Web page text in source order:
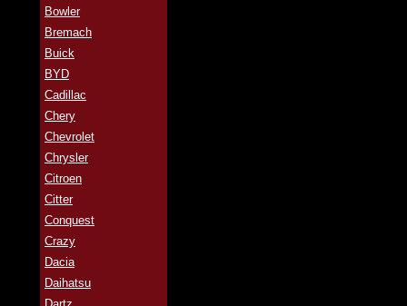
Bowler
Bremach
Buick
BYD
Cadillac
Chery
Chevrolet
Chrysler
Citroen
Citter
Conquest
Crazy
Dacia
Daihatsu